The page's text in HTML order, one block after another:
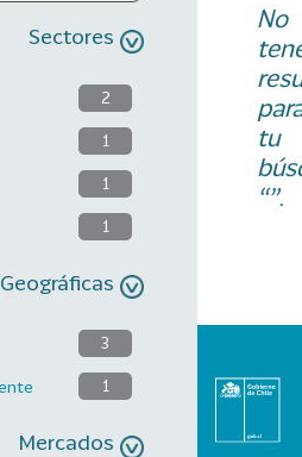
Sectores
2
1
1
1
3
1
Mercados
No
tu
“”.